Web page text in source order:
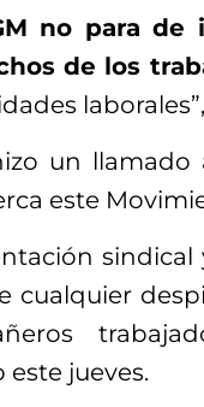
no para de
de los
un
este
sindical
cualquier
jueves.